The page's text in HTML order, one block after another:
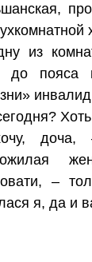
из
до
доча,
–
я, да и